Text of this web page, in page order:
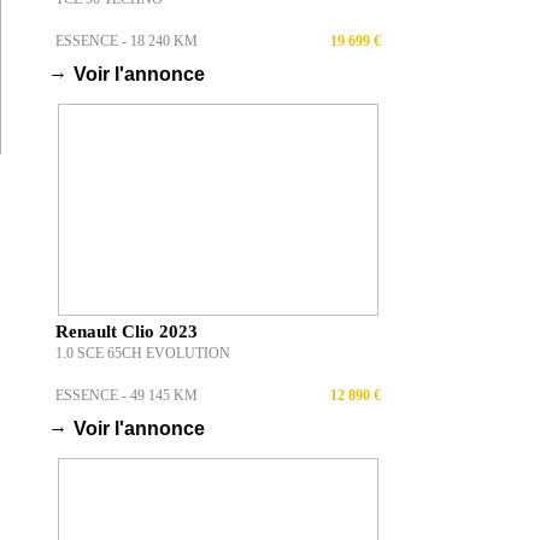
ESSENCE - 18 240 KM 19 699 €
→ Voir l'annonce
Renault Clio 2023
1.0 SCE 65CH EVOLUTION
ESSENCE - 49 145 KM 12 890 €
→ Voir l'annonce